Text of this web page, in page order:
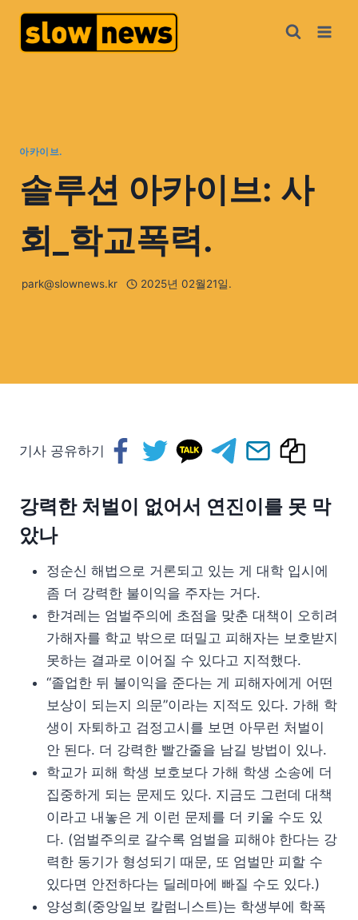
아카이브.
솔루션 아카이브: 사
회_학교폭력.
park@slownews.kr 2025년 02월21일.
기사 공유하기
강력한 처벌이 없어서 연진이를 못 막
았나
정순신 해법으로 거론되고 있는 게 대학 입시에
좀 더 강력한 불이익을 주자는 거다.
한겨레는 엄벌주의에 초점을 맞춘 대책이 오히려
가해자를 학교 밖으로 떠밀고 피해자는 보호받지
못하는 결과로 이어질 수 있다고 지적했다.
“졸업한 뒤 불이익을 준다는 게 피해자에게 어떤
보상이 되는지 의문”이라는 지적도 있다. 가해 학
생이 자퇴하고 검정고시를 보면 아무런 처벌이
안 된다. 더 강력한 빨간줄을 남길 방법이 있나.
학교가 피해 학생 보호보다 가해 학생 소송에 더
집중하게 되는 문제도 있다. 지금도 그런데 대책
이라고 내놓은 게 이런 문제를 더 키울 수도 있
다. (엄벌주의로 갈수록 엄벌을 피해야 한다는 강
력한 동기가 형성되기 때문, 또 엄벌만 피할 수
있다면 안전하다는 딜레마에 빠질 수도 있다.)
양성희(중앙일보 칼럼니스트)는 학생부에 학폭